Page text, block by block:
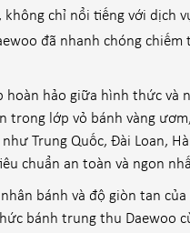
chỉ nổi tiếng với dịch
đã nhanh chóng chiếm
hảo giữa hình thức và
trong lớp vỏ bánh vàng
Trung Quốc, Đài Loan,
chuẩn an toàn và ngon
bánh và độ giòn tan
bánh trung thu Daewoo